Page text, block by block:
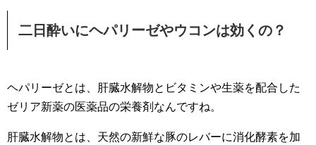
二日酔いにヘパリーゼやウコンは効くの？
ヘパリーゼとは、肝臓水解物とビタミンや生薬を配合した
ゼリア新薬の医薬品の栄養剤なんですね。
肝臓水解物とは、天然の新鮮な豚のレバーに消化酵素を加